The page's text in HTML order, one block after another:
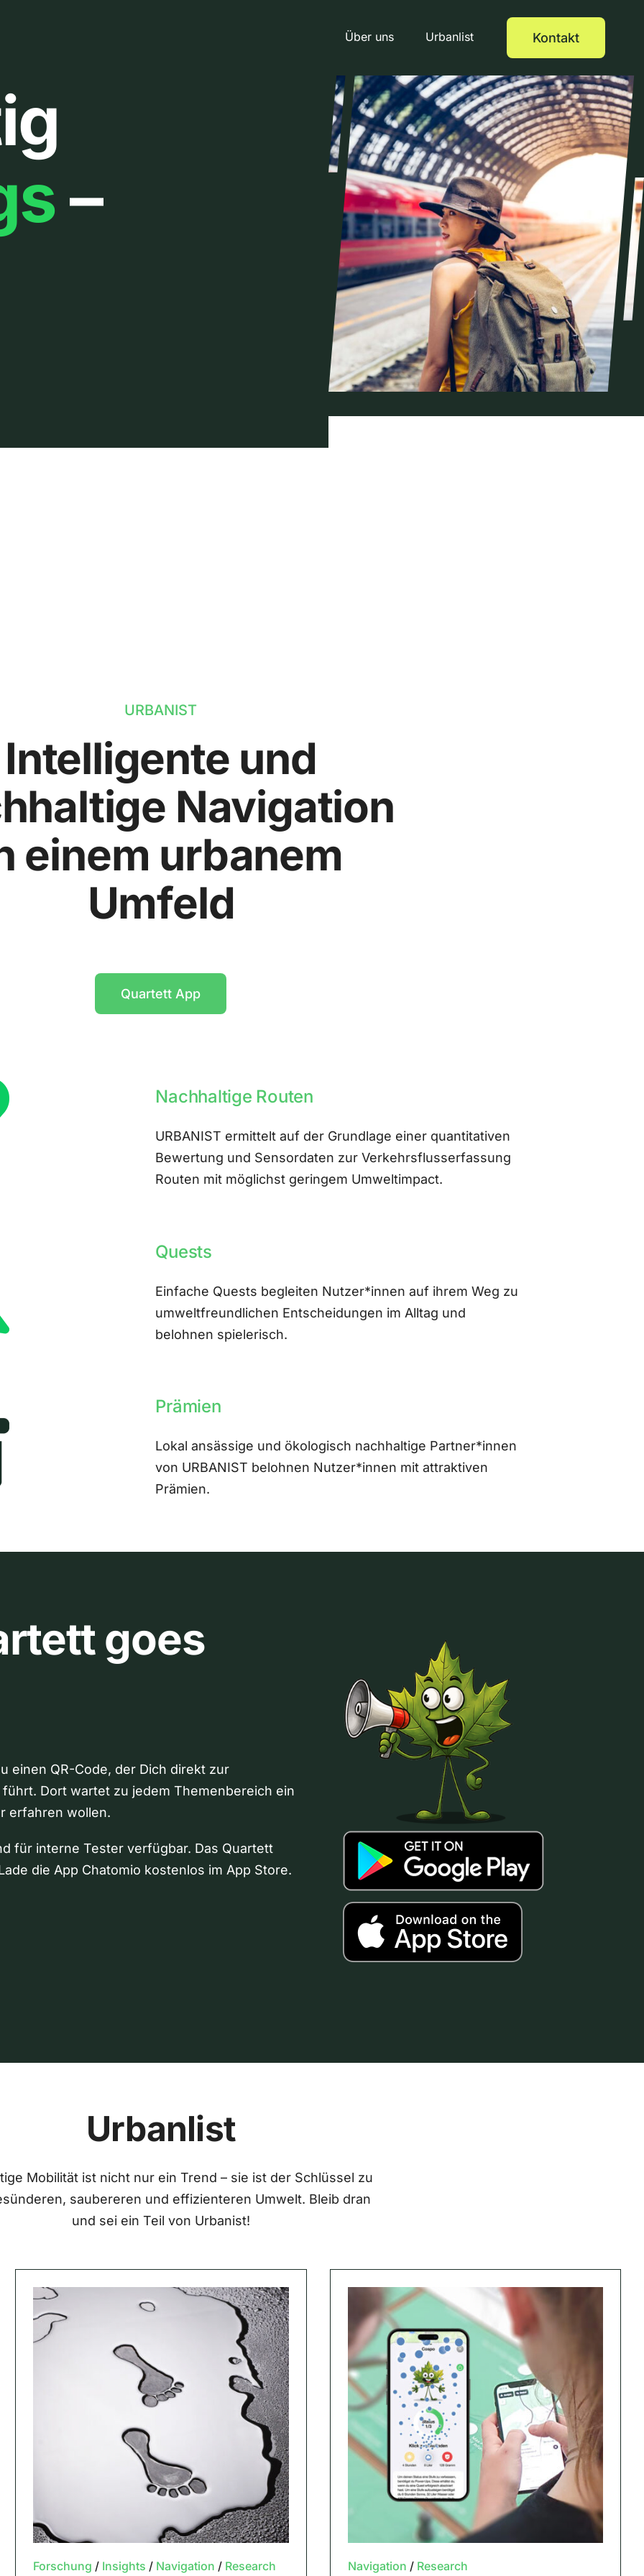
Über uns Urbanlist Kontakt
–
URBANIST
Intelligente und
Navigation
einem urbanem
Umfeld
Quartett App
Nachhaltige Routen
URBANIST ermittelt auf der Grundlage einer quantitativen
Bewertung und Sensordaten zur Verkehrsflusserfassung
Routen mit möglichst geringem Umweltimpact.
Quests
Einfache Quests begleiten Nutzer*innen auf ihrem Weg zu
umweltfreundlichen Entscheidungen im Alltag und
belohnen spielerisch.
Prämien
Lokal ansässige und ökologisch nachhaltige Partner*innen
von URBANIST belohnen Nutzer*innen mit attraktiven
Prämien.
goes
einen QR-Code, der Dich direkt zur
Dort wartet zu jedem Themenbereich ein
erfahren wollen.
für interne Tester verfügbar. Das Quartett
die App Chatomio kostenlos im App Store.
Urbanlist
Mobilität ist nicht nur ein Trend – sie ist der Schlüssel zu
saubereren und effizienteren Umwelt. Bleib dran
und sei ein Teil von Urbanist!
Forschung / Insights / Navigation / Research Navigation / Research